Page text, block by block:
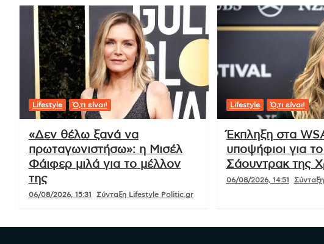
Lifestyle Ό,τι είναι!
«Δεν θέλω ξανά να
πρωταγωνιστήσω»: η Μισέλ
Φάιφερ μιλά για το μέλλον
της
06/08/2026, 15:31 Σύνταξη Lifestyle Politic.gr
Lifestyle Ό,τι είναι!
Έκπληξη στα
υποψήφιοι για
Σάουντρακ της
06/08/2026, 14:51